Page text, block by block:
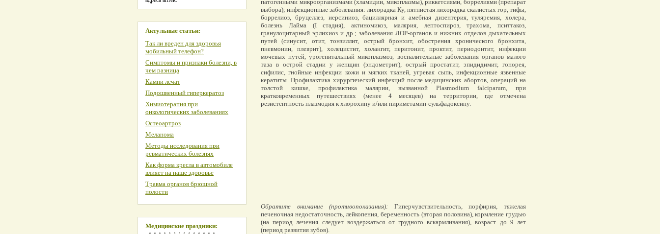
патогенными микроорганизмами (хламидии, микоплазмы), риккетсиями, боррелиями (препарат
выбора); инфекционные заболевания: лихорадка Ку, пятнистая лихорадка скалистых гор, тифы,
боррелиоз, бруцеллез, иерсиниоз, бациллярная и амебная дизентерия, туляремия, холера,
болезнь Лайма (I стадия), актиномикоз, малярия, лептоспироз, трахома, пситтакоз,
гранулоцитарный эрлихиоз и др.; заболевания ЛОР-органов и нижних отделов дыхательных
путей (синусит, отит, тонзиллит, острый бронхит, обострения хронического бронхита,
пневмонии, плеврит), холецистит, холангит, перитонит, проктит, периодонтит, инфекции
мочевых путей, урогенитальный микоплазмоз, воспалительные заболевания органов малого
таза в острой стадии у женщин (эндометрит), острый простатит, эпидидимит, гонорея,
сифилис, гнойные инфекции кожи и мягких тканей, угревая сыпь, инфекционные язвенные
кератиты. Профилактика хирургический инфекций после медицинских абортов, операций на
толстой кишке, профилактика малярии, вызванной Plasmodium falciparum, при
кратковременных путешествиях (менее 4 месяцев) на территории, где отмечена
резистентность плазмодия к хлорохину и/или пириметамин-сульфадоксину.
Обратите внимание (противопоказания): Гиперчувствительность, порфирия, тяжелая
печеночная недостаточность, лейкопения, беременность (вторая половина), кормление грудью
(на период лечения следует воздержаться от грудного вскармливания), возраст до 9 лет
(период развития зубов).
Актульные статьи:
Так ли вреден для здоровья
мобильный телефон?
Симптомы и признаки болезни, в
чем разница
Камни лечат
Подошвенный гиперкератоз
Химиотерапия при
онкологических заболеваниях
Остеоартроз
Меланома
Методы исследования при
ревматических болезнях
Как форма кресла в автомобиле
влияет на наше здоровье
Травма органов брюшной
полости
Медицинские праздники: